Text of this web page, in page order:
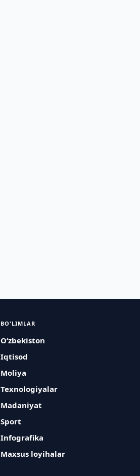
BO'LIMLAR
O‘zbekiston
Iqtisod
Moliya
Texnologiyalar
Madaniyat
Sport
Infografika
Maxsus loyihalar